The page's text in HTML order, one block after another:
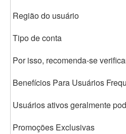
Região do usuário
Tipo de conta
Por isso, recomenda-se
Benefícios Para Usuários
Usuários ativos geralmente
Promoções Exclusivas